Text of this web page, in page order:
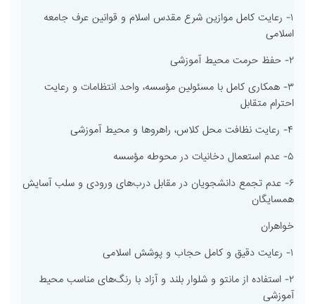
۱- رعایت کامل موازین شرع مقدس اسلام و قوانین عرف جامعه
اسلامی
۲- حفظ حرمت محیط آموزشی
۳- همکاری کامل با مسئولین مؤسسه، واحد انتظامات و رعایت
احترام متقابل
۴- رعایت نظافت محل کلاس، راهروها و محیط آموزشی
۵- عدم استعمال دخانیات در محوطه مؤسسه
۶- عدم تجمع دانشجویان در مقابل درب‌های ورودی و سلب آسایش
همسایگان
خواهران
۱- رعایت دقیق و کامل حجاب و پوشش اسلامی
۲- استفاده از مانتو و شلوار بلند و آزاد با رنگ‌های مناسب محیط
آموزشی